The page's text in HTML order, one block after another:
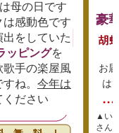
母の日です
感動色です
をしていた
ッピングを
歌手の楽屋風
ね。 今年は
ください
豪
お
は
▲い
さん